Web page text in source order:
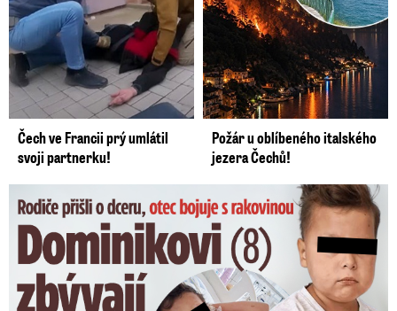
Čech ve Francii prý umlátil
svoji partnerku!
Požár u oblíbeného italského
jezera Čechů!
Dominikovi (8) zbývají týdny života: Vzkaz od exprezidenta